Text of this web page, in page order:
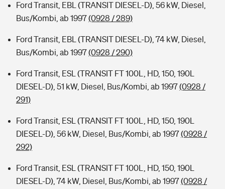
Kinderunfall-Check: Mehr Sicherheit für deine Kids
Typklassen: So ist Ihr Auto eingestuft
Sie haben Fragen?
Ford Transit, EBL (TRANSIT DIESEL-D), 56 kW, Diesel,
Bus/Kombi, ab 1997(0928 / 289)
Ford Transit, EBL (TRANSIT DIESEL-D), 74 kW, Diesel,
Bus/Kombi, ab 1997(0928 / 290)
Ford Transit, ESL (TRANSIT FT 100L, HD, 150, 190L
DIESEL-D), 51 kW, Diesel, Bus/Kombi, ab 1997(0928 /
291)
Ford Transit, ESL (TRANSIT FT 100L, HD, 150, 190L
DIESEL-D), 56 kW, Diesel, Bus/Kombi, ab 1997(0928 /
292)
Ford Transit, ESL (TRANSIT FT 100L, HD, 150, 190L
DIESEL-D), 74 kW, Diesel, Bus/Kombi, ab 1997(0928 /